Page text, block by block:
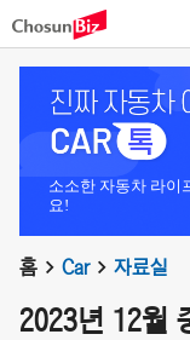
소소한 자동차 라이
요!
홈 Car 자료실
2023년 12월